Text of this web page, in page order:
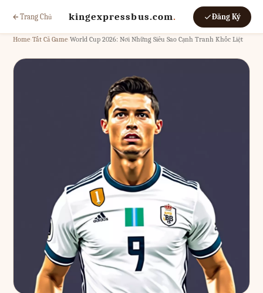
Trang Chủ kingexpressbus.com. Đăng Ký
Home Tất Cả Game World Cup 2026: Nơi Những Siêu Sao Cạnh Tranh Khốc Liệt